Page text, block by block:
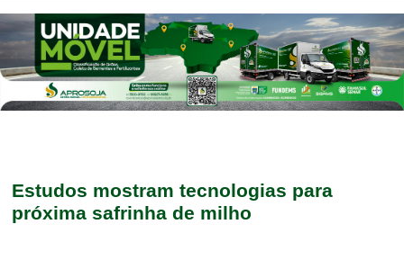
Estudos mostram tecnologias para
próxima safrinha de milho